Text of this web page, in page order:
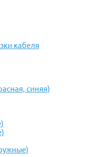
кабеля
синяя)